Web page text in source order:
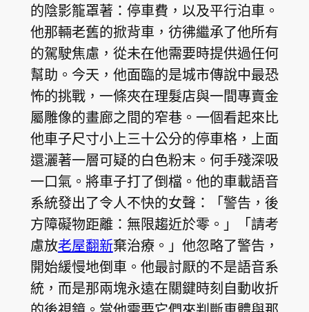
的陰影籠罩著：停車費，以及平行泊車。
他那輛老舊的掀背車，彷彿繼承了他所有
的駕駛焦慮，從未在他需要時提供過任何
幫助。今天，他面臨的是城市傳說中最恐
怖的挑戰，一條夾在理髮店與一間專賣金
屬雕像的畫廊之間的窄巷。一個看起來比
他車子尺寸小上三十公分的停車格，上面
還灑著一層可疑的白色粉末。何手殘深吸
一口氣。將車子打了倒檔。他的車載語音
系統發出了令人不快的女聲：「警告，後
方障礙物距離：無限趨近於零。」「請考
慮放老屋翻新棄治療。」他忽略了警告，
開始緩慢地倒車。他最討厭的不是語音系
統，而是那兩塊永遠在關鍵時刻自動收折